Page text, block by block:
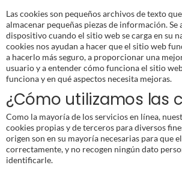
Las cookies son pequeños archivos de texto
almacenar pequeñas piezas de información. Se
dispositivo cuando el sitio web se carga en su
cookies nos ayudan a hacer que el sitio web
a hacerlo más seguro, a proporcionar una
usuario y a entender cómo funciona el sitio
funciona y en qué aspectos necesita mejoras.
¿Cómo utilizamos las
Como la mayoría de los servicios en línea,
cookies propias y de terceros para diversos
origen son en su mayoría necesarias para que
correctamente, y no recogen ningún dato
identificarle.